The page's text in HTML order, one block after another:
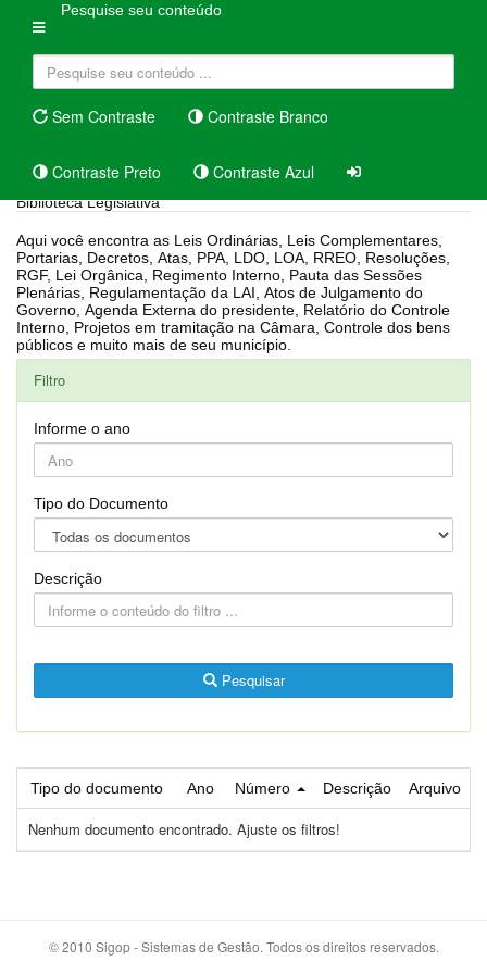
Pesquise seu conteúdo
Sem Contraste Contraste Branco
Contraste Preto Contraste Azul
Biblioteca Legislativa
Aqui você encontra as Leis Ordinárias, Leis Complementares,
Portarias, Decretos, Atas, PPA, LDO, LOA, RREO, Resoluções,
RGF, Lei Orgânica, Regimento Interno, Pauta das Sessões
Plenárias, Regulamentação da LAI, Atos de Julgamento do
Governo, Agenda Externa do presidente, Relatório do Controle
Interno, Projetos em tramitação na Câmara, Controle dos bens
públicos e muito mais de seu município.
Filtro
Informe o ano
Tipo do Documento
Descrição
Pesquisar
Tipo do documento Ano Número Descrição Arquivo
Nenhum documento encontrado. Ajuste os filtros!
© 2010 Sigop - Sistemas de Gestão. Todos os direitos reservados.